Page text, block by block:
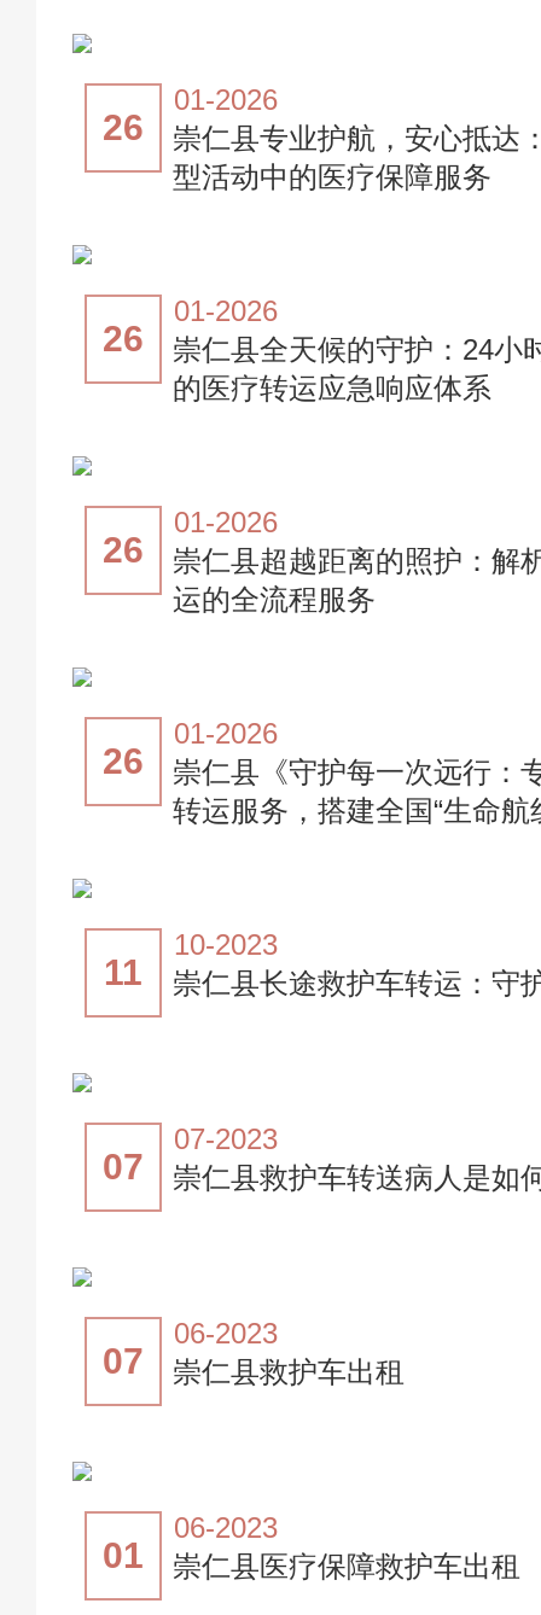
26
01-2026
崇仁县专业护航，安心抵达
型活动中的医疗保障服务
26
01-2026
崇仁县全天候的守护：24小
的医疗转运应急响应体系
26
01-2026
崇仁县超越距离的照护：解
运的全流程服务
26
01-2026
崇仁县《守护每一次远行：
转运服务，搭建全国“生命航
11
10-2023
崇仁县长途救护车转运：守
07
07-2023
崇仁县救护车转送病人是如
07
06-2023
崇仁县救护车出租
01
06-2023
崇仁县医疗保障救护车出租